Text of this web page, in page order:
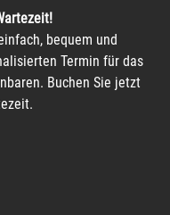
bequem und
Termin für das
Buchen Sie jetzt